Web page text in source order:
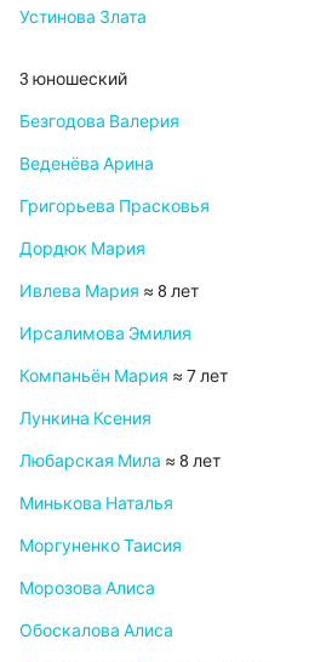
Устинова Злата
3 юношеский
Безгодова Валерия
Веденёва Арина
Григорьева Прасковья
Дордюк Мария
Ивлева Мария ≈ 8 лет
Ирсалимова Эмилия
Компаньён Мария ≈ 7 лет
Лункина Ксения
Любарская Мила ≈ 8 лет
Минькова Наталья
Моргуненко Таисия
Морозова Алиса
Обоскалова Алиса